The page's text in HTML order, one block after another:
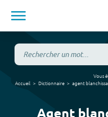
Vous
Accueil
Dictionnaire agent